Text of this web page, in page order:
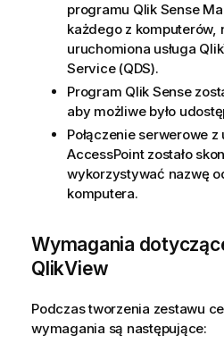
programu Qlik Sense
każdego z komputerów,
uruchomiona usługa
Service (QDS).
Program Qlik Sense
aby możliwe było
Połączenie serwerowe z
AccessPointzostało
wykorzystywać nazwę
komputera.
Wymagania
QlikView
Podczas tworzenia zestawu
wymagania są następujące: